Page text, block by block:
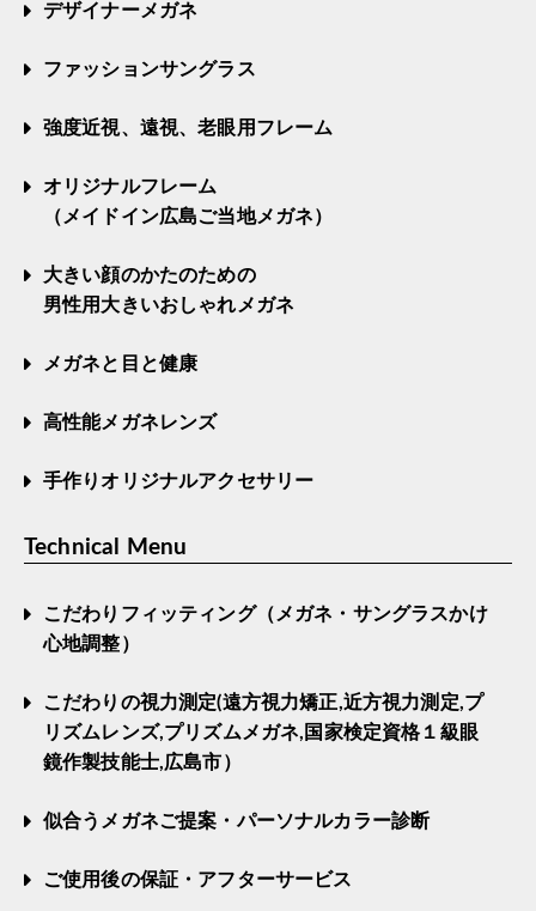
デザイナーメガネ
ファッションサングラス
強度近視、遠視、老眼用フレーム
オリジナルフレーム
（メイドイン広島ご当地メガネ）
大きい顔のかたのための
男性用大きいおしゃれメガネ
メガネと目と健康
高性能メガネレンズ
手作りオリジナルアクセサリー
Technical Menu
こだわりフィッティング（メガネ・サングラスかけ
心地調整）
こだわりの視力測定(遠方視力矯正,近方視力測定,プ
リズムレンズ,プリズムメガネ,国家検定資格１級眼
鏡作製技能士,広島市）
似合うメガネご提案・パーソナルカラー診断
ご使用後の保証・アフターサービス